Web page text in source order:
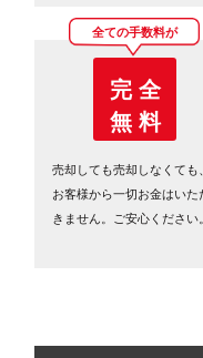
全ての手数料が
完 全
無 料
売却しても売却しなくても
お客様から一切お金はいた
きません。ご安心ください